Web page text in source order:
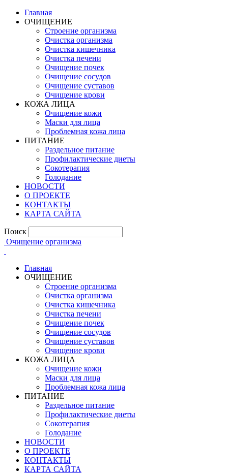
Главная
ОЧИЩЕНИЕ
Строение организма
Очистка организма
Очистка кишечника
Очистка печени
Очищение почек
Очищение сосудов
Очищение суставов
Очищение крови
КОЖА ЛИЦА
Очищение кожи
Маски для лица
Проблемная кожа лица
ПИТАНИЕ
Раздельное питание
Профилактические диеты
Сокотерапия
Голодание
НОВОСТИ
О ПРОЕКТЕ
КОНТАКТЫ
КАРТА САЙТА
Поиск
Очищение организма
Главная
ОЧИЩЕНИЕ
Строение организма
Очистка организма
Очистка кишечника
Очистка печени
Очищение почек
Очищение сосудов
Очищение суставов
Очищение крови
КОЖА ЛИЦА
Очищение кожи
Маски для лица
Проблемная кожа лица
ПИТАНИЕ
Раздельное питание
Профилактические диеты
Сокотерапия
Голодание
НОВОСТИ
О ПРОЕКТЕ
КОНТАКТЫ
КАРТА САЙТА